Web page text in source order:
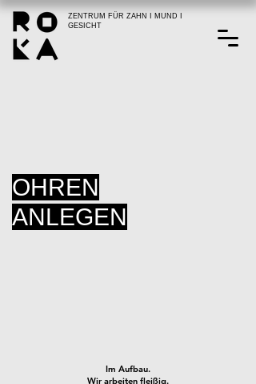
ZENTRUM FÜR ZAHN I MUND I
GESICHT
OHREN
ANLEGEN
Im Aufbau.
Wir arbeiten fleißig.